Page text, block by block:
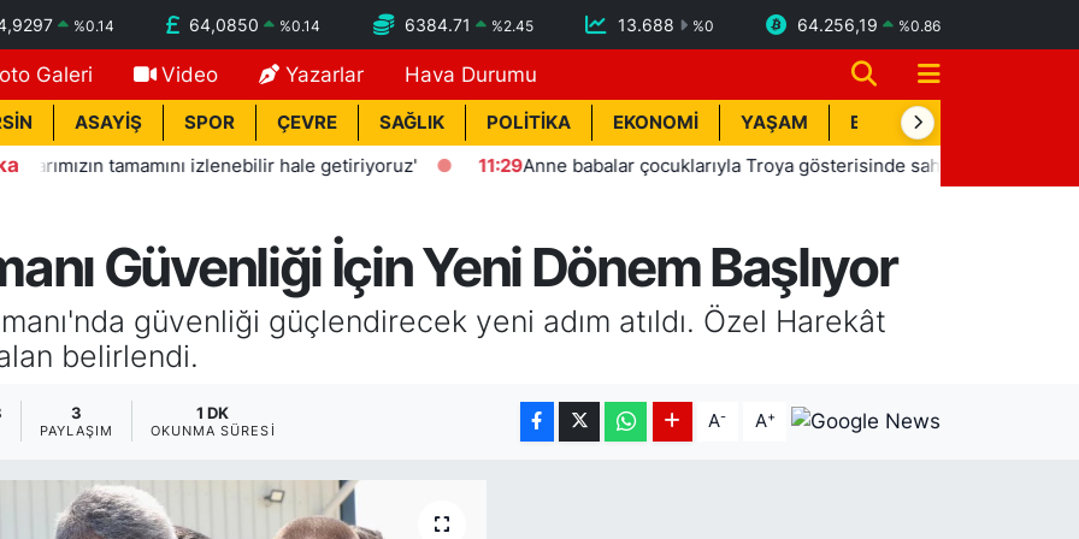
%0.14 64,0850 %0.14 6384.71 %2.45 13.688 %0 64.256,19 %0.86
Galeri Video Yazarlar Hava Durumu
ASAYİŞ SPOR ÇEVRE SAĞLIK POLİTİKA EKONOMİ YAŞAM BİK İLAN
tamamını izlenebilir hale getiriyoruz' 11:29 Anne babalar çocuklarıyla Troya gösterisinde sahne aldı
Güvenliği İçin Yeni Dönem Başlıyor
güvenliği güçlendirecek yeni adım atıldı. Özel Harekât
belirlendi.
3
PAYLAŞIM
1 DK
OKUNMA SÜRESI A- A+